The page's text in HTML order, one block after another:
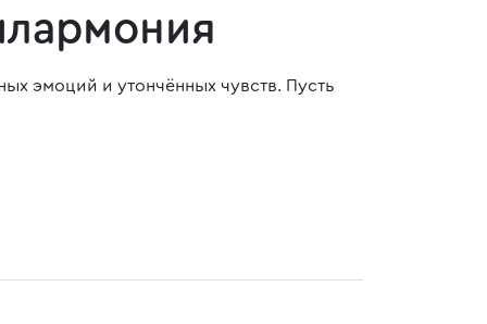
эмоций и утончённых чувств. Пусть